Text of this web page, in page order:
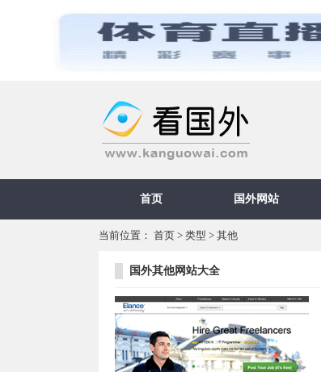
首页 国外网站
当前位置： 首页 > 类型 > 其他
国外其他网站大全